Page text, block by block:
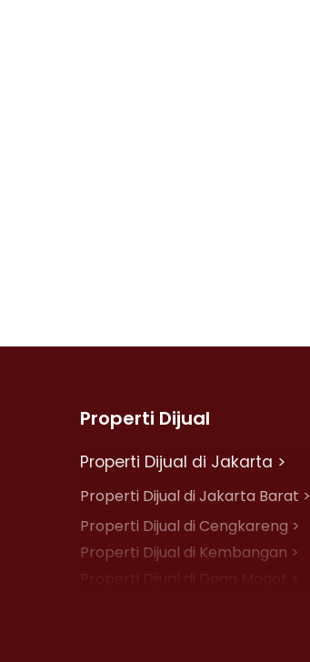
Properti Dijual
Properti Dijual di Jakarta >
Properti Dijual di Jakarta Barat >
Properti Dijual di Cengkareng >
Properti Dijual di Kembangan >
Properti Dijual di Daan Mogot >